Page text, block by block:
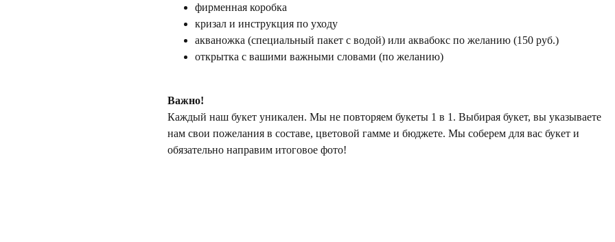
фирменная коробка
кризал и инструкция по уходу
акваножка (специальный пакет с водой) или аквабокс по желанию (150 руб.)
открытка с вашими важными словами (по желанию)
Важно!
Каждый наш букет уникален. Мы не повторяем букеты 1 в 1. Выбирая букет, вы указываете
нам свои пожелания в составе, цветовой гамме и бюджете. Мы соберем для вас букет и
обязательно направим итоговое фото!